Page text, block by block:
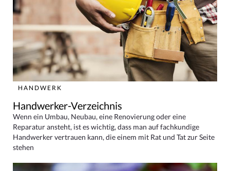
HANDWERK
Handwerker-Verzeichnis
Wenn ein Umbau, Neubau, eine Renovierung oder eine
Reparatur ansteht, ist es wichtig, dass man auf fachkundige
Handwerker vertrauen kann, die einem mit Rat und Tat zur Seite
stehen